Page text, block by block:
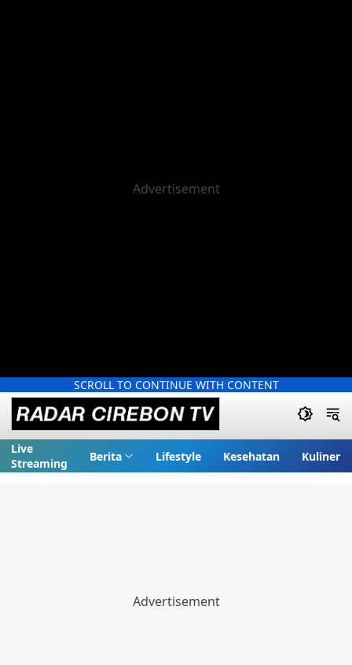
SCROLL TO CONTINUE WITH CONTENT
Live
Streaming
Berita Lifestyle Kesehatan Kuliner